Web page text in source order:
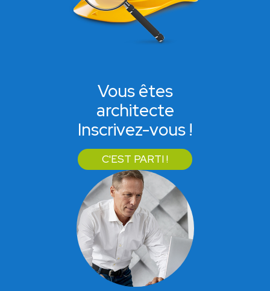
Vous êtes
architecte
Inscrivez-vous !
C'EST PARTI !